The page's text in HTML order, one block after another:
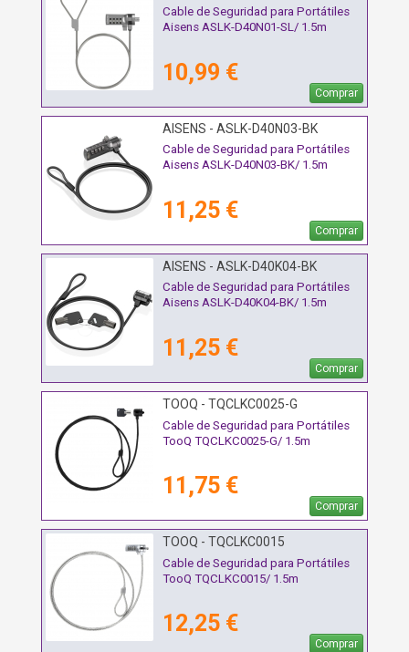
Cable de Seguridad para Portátiles
Aisens ASLK-D40N01-SL/ 1.5m
10,99 €
Comprar
AISENS - ASLK-D40N03-BK
Cable de Seguridad para Portátiles
Aisens ASLK-D40N03-BK/ 1.5m
11,25 €
Comprar
AISENS - ASLK-D40K04-BK
Cable de Seguridad para Portátiles
Aisens ASLK-D40K04-BK/ 1.5m
11,25 €
Comprar
TOOQ - TQCLKC0025-G
Cable de Seguridad para Portátiles
TooQ TQCLKC0025-G/ 1.5m
11,75 €
Comprar
TOOQ - TQCLKC0015
Cable de Seguridad para Portátiles
TooQ TQCLKC0015/ 1.5m
12,25 €
Comprar